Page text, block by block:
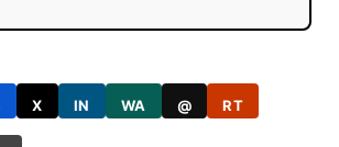
X IN WA @ RT